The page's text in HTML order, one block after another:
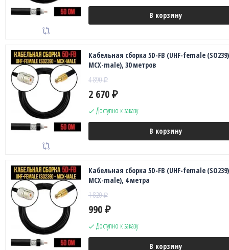
В корзину
Кабельная сборка 5D-FB (UHF-female
MCX-male), 30 метров
4 890₽
2 670 ₽
Доступно к заказу
В корзину
Кабельная сборка 5D-FB (UHF-female
MCX-male), 4 метра
1 820₽
990 ₽
Доступно к заказу
В корзину